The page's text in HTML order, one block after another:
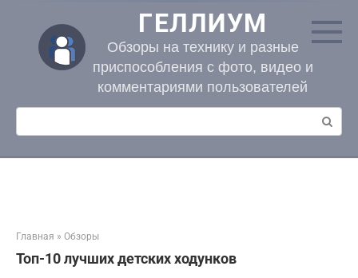
контенту
ГЕЛЛИУМ
Обзоры на технику и разные
приспособления с фото, видео и
комментариями пользователей
Поиск:
Главная » Обзоры
Топ-10 лучших детских ходунков